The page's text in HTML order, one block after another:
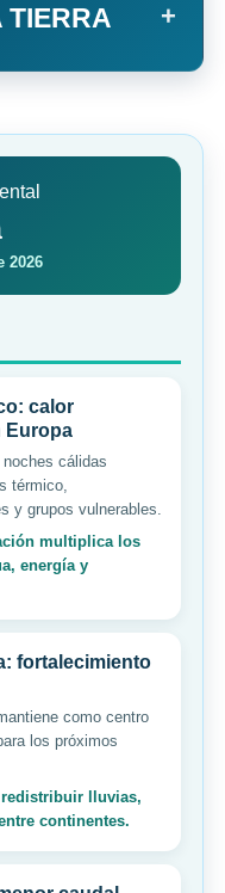
TIERRA +
2026
calor
Europa
cálidas
térmico,
y grupos vulnerables.
multiplica los
energía y
fortalecimiento
como centro
los próximos
lluvias,
continentes.